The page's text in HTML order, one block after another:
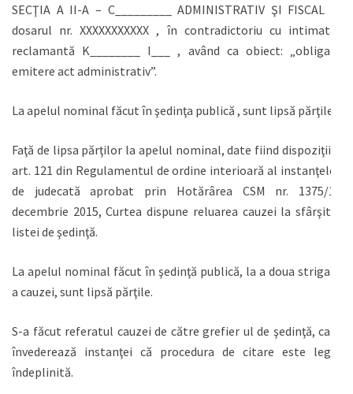
SECŢIA A II-A – C_________ ADMINISTRATIV ŞI FISCAL în
dosarul nr. XXXXXXXXXXX , în contradictoriu cu intimata-
reclamantă K________ I___ , având ca obiect: „obligare
emitere act administrativ”.
La apelul nominal făcut în şedinţa publică , sunt lipsă părţile.
Faţă de lipsa părţilor la apelul nominal, date fiind dispoziţiile
art. 121 din Regulamentul de ordine interioară al instanţelor
de judecată aprobat prin Hotărârea CSM nr. 1375/17
decembrie 2015, Curtea dispune reluarea cauzei la sfârşitul
listei de şedinţă.
La apelul nominal făcut în şedinţă publică, la a doua strigare
a cauzei, sunt lipsă părţile.
S-a făcut referatul cauzei de către grefier ul de şedinţă, care
învederează instanţei că procedura de citare este legal
îndeplinită.